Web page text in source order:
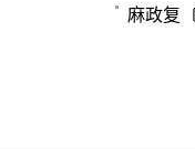
麻政复